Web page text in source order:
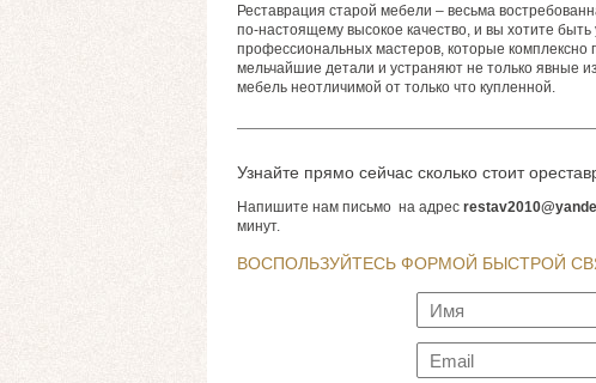
Реставрация старой мебели – весьма
по-настоящему высокое качество, и вы хотите
профессиональных мастеров, которые
мельчайшие детали и устраняют не только явные
мебель неотличимой от только что купленной.
Узнайте прямо сейчас сколько стоит
Напишите нам письмо на адрес
минут.
ВОСПОЛЬЗУЙТЕСЬ ФОРМОЙ БЫСТРОЙ